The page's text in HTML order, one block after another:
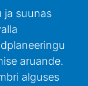
ja suunas
aruande.
alguses